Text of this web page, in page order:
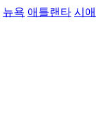
뉴욕 애틀랜타 시애